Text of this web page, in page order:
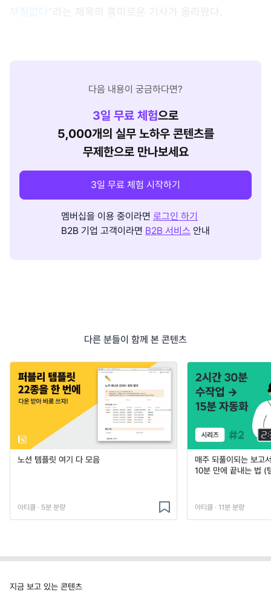
부질없다" 라는 제목의 흥미로운 기사가 올라왔다.
다음 내용이 궁금하다면?
3일 무료 체험으로
5,000개의 실무 노하우 콘텐츠를
무제한으로 만나보세요
3일 무료 체험 시작하기
멤버십을 이용 중이라면 로그인 하기
B2B 기업 고객이라면 B2B 서비스 안내
다른 분들이 함께 본 콘텐츠
노션 템플릿 여기 다 모음
아티클 · 5분 분량
매주 되풀이되는 보고
10분 만에 끝내는 법 (
아티클 · 11분 분량
지금 보고 있는 콘텐츠